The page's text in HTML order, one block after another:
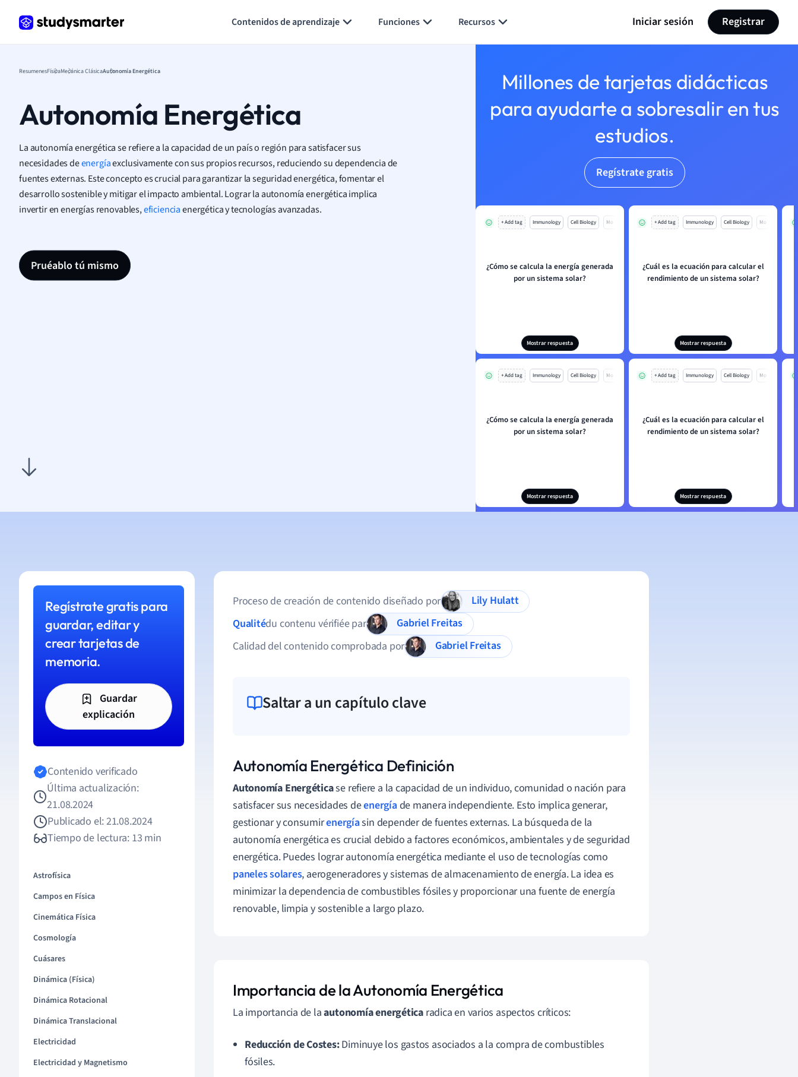
Contenidos de aprendizaje Funciones Recursos Iniciar sesión Registrar
ResumenesFísicaMecánica ClásicaAutonomía Energética
Autonomía Energética
La autonomía energética se refiere a la capacidad de un país o región para satisfacer sus
necesidades deenergíaexclusivamente con sus propios recursos, reduciendo su dependencia de
fuentes externas. Este concepto es crucial para garantizar la seguridad energética, fomentar el
desarrollo sostenible y mitigar el impacto ambiental. Lograr la autonomía energética implica
invertir en energías renovables,eficienciaenergética y tecnologías avanzadas.
Pruéablo tú mismo
Millones de tarjetas didácticas
para ayudarte a sobresalir en tus
estudios.
Regístrate gratis
+ Add tag Immunology Cell Biology Mo
¿Cómo se calcula la energía generada
por un sistema solar?
Mostrar respuesta
+ Add tag Immunology Cell Biology Mo
¿Cuál es la ecuación para calcular el
rendimiento de un sistema solar?
Mostrar respuesta
+ Add tag Immunology Cell Biology Mo
¿Cómo se calcula la energía generada
por un sistema solar?
Mostrar respuesta
+ Add tag Immunology Cell Biology Mo
¿Cuál es la ecuación para calcular el
rendimiento de un sistema solar?
Mostrar respuesta
Regístrate gratis para
guardar, editar y
crear tarjetas de
memoria.
Guardar
explicación
Contenido verificado
Última actualización:
21.08.2024
Publicado el: 21.08.2024
Tiempo de lectura: 13 min
Astrofísica
Campos en Física
Cinemática Física
Cosmología
Cuásares
Dinámica (Física)
Dinámica Rotacional
Dinámica Translacional
Electricidad
Electricidad y Magnetismo
Proceso de creación de contenido diseñado por
Lily Hulatt
Qualitédu contenu vérifiée par
Gabriel Freitas
Calidad del contenido comprobada por
Gabriel Freitas
Saltar a un capítulo clave
Autonomía Energética Definición
Autonomía Energéticase refiere a la capacidad de un individuo, comunidad o nación para
satisfacer sus necesidades deenergíade manera independiente. Esto implica generar,
gestionar y consumirenergíasin depender de fuentes externas. La búsqueda de la
autonomía energética es crucial debido a factores económicos, ambientales y de seguridad
energética. Puedes lograr autonomía energética mediante el uso de tecnologías como
paneles solares, aerogeneradores y sistemas de almacenamiento de energía. La idea es
minimizar la dependencia de combustibles fósiles y proporcionar una fuente de energía
renovable, limpia y sostenible a largo plazo.
Importancia de la Autonomía Energética
La importancia de laautonomía energética radica en varios aspectos críticos:
Reducción de Costes:Diminuye los gastos asociados a la compra de combustibles
fósiles.